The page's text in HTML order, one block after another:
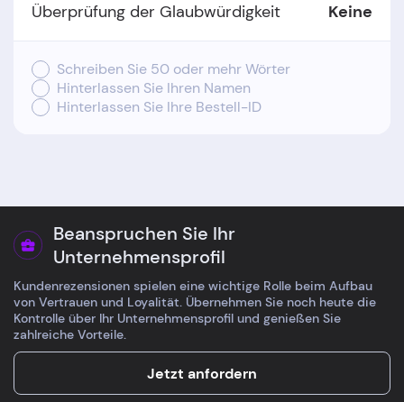
Überprüfung der Glaubwürdigkeit Keine
Schreiben Sie 50 oder mehr Wörter
Hinterlassen Sie Ihren Namen
Hinterlassen Sie Ihre Bestell-ID
Beanspruchen Sie Ihr
Unternehmensprofil
Kundenrezensionen spielen eine wichtige Rolle beim Aufbau
von Vertrauen und Loyalität. Übernehmen Sie noch heute die
Kontrolle über Ihr Unternehmensprofil und genießen Sie
zahlreiche Vorteile.
Jetzt anfordern